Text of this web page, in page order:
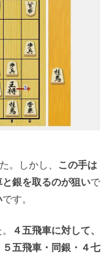
。しかし、 この手は
銀を取るのが狙いで
です。
４五飛車に対して、
５五飛車・同銀・４七